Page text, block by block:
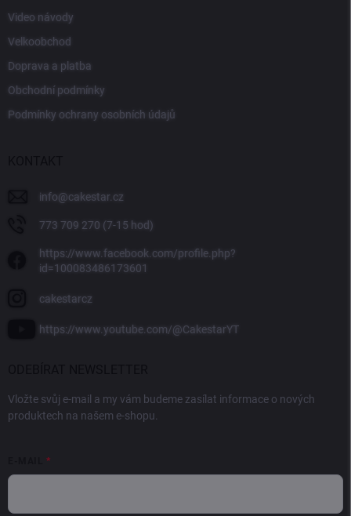
Video návody
Velkoobchod
Doprava a platba
Obchodní podmínky
Podmínky ochrany osobních údajů
info@cakestar.cz
773 709 270 (7-15 hod)
https://www.facebook.com/profile.php?
id=100083486173601
cakestarcz
https://www.youtube.com/@CakestarYT
Vložte svůj e-mail a my vám budeme zasílat informace o nových
produktech na našem e-shopu.